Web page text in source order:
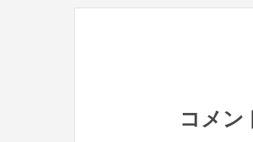
コメン